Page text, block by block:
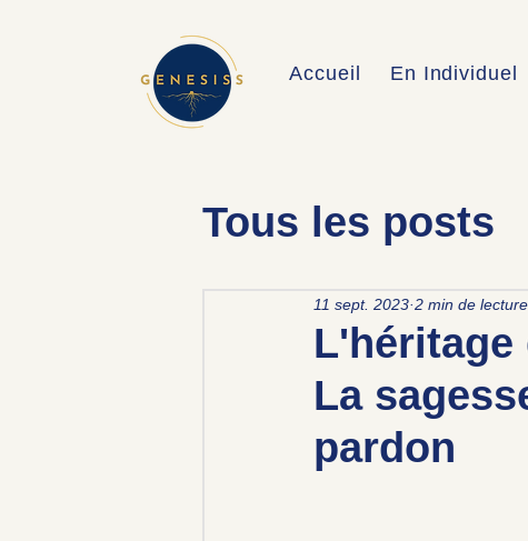
Accueil En Individuel
Tous les posts
L'héritage
La
pardon
11 sept. 2023 2 min de lecture